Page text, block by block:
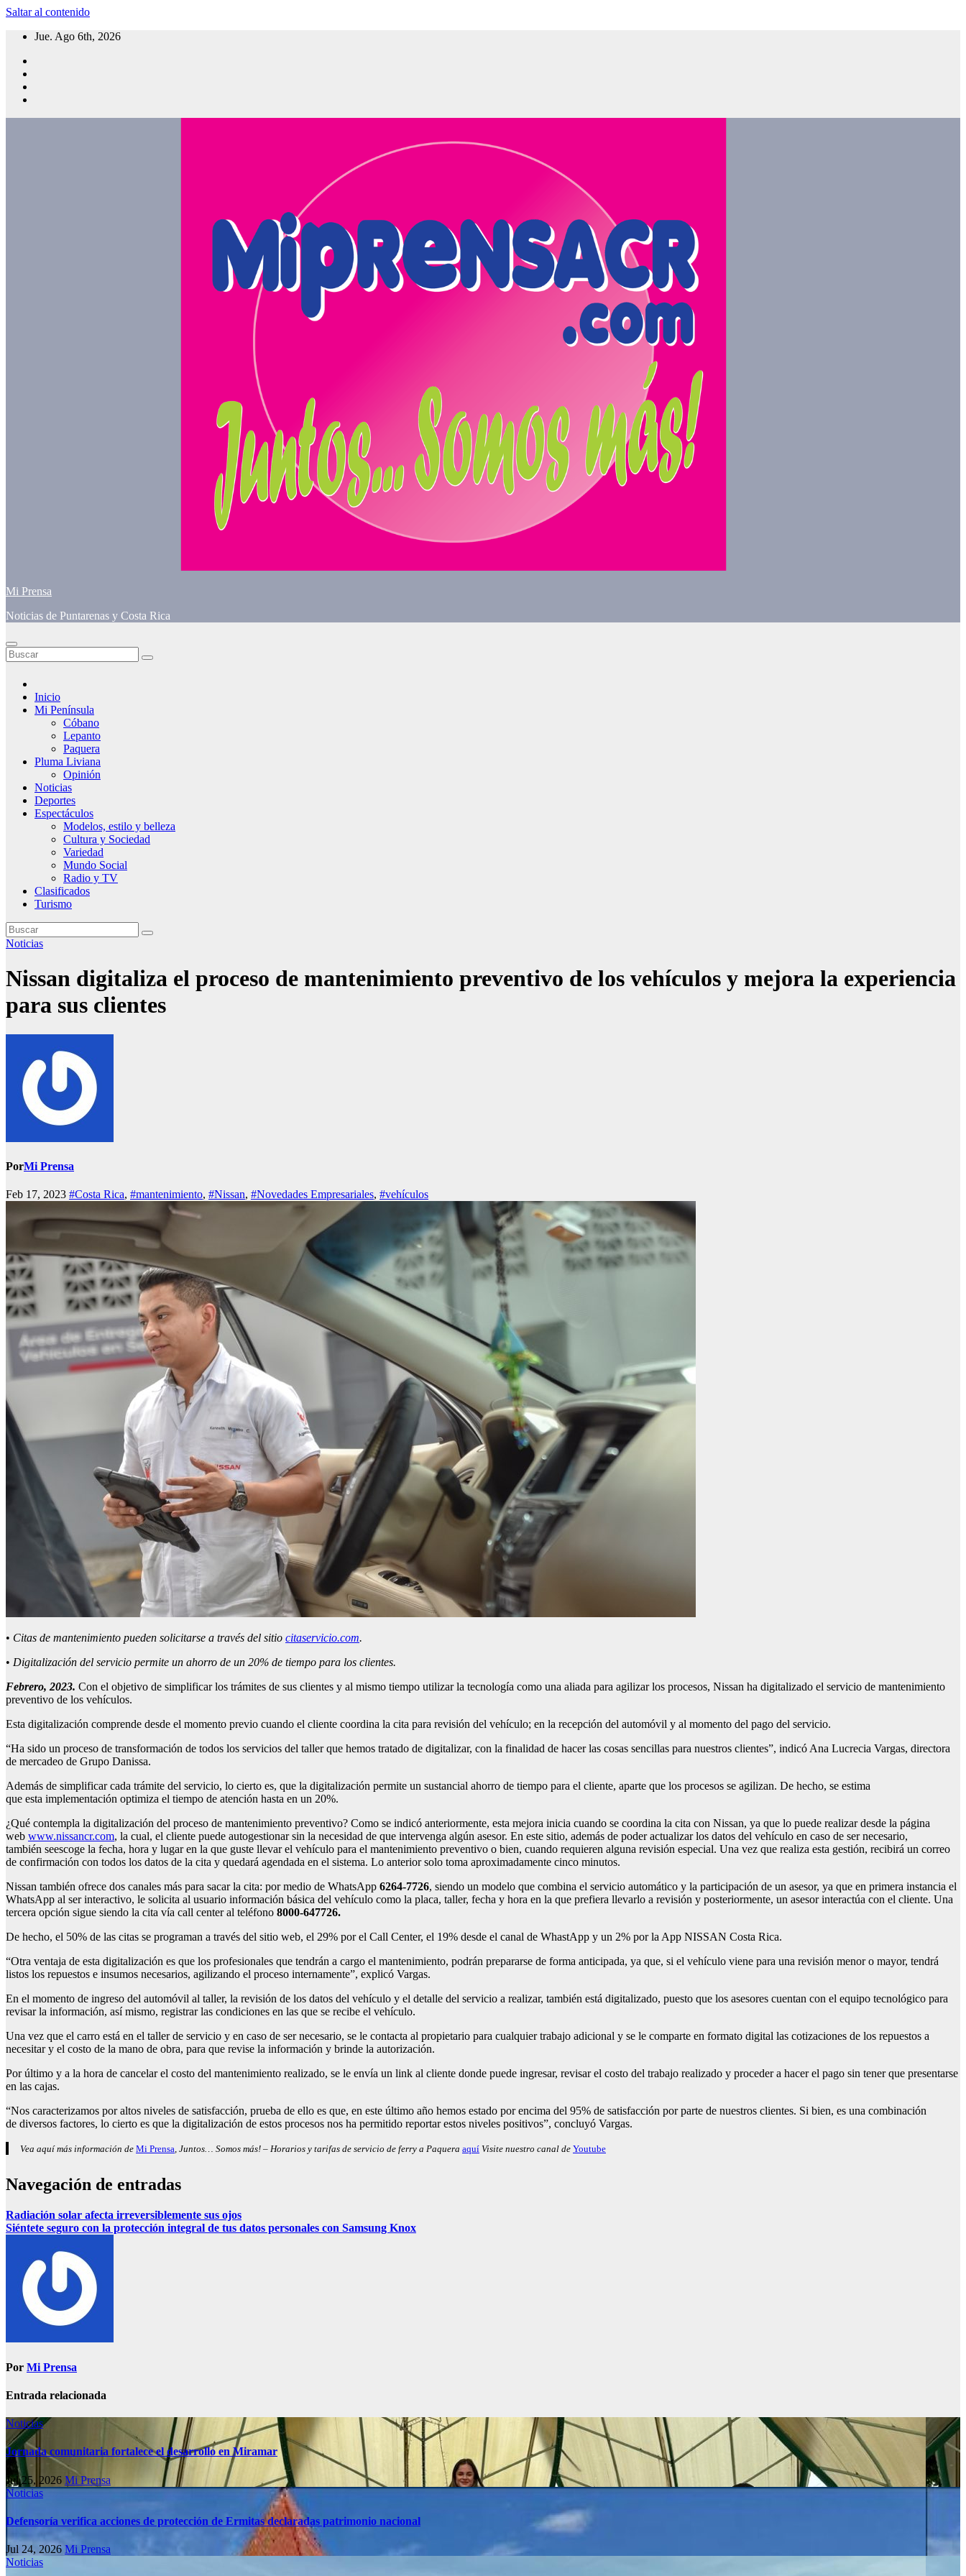
Saltar al contenido
Jue. Ago 6th, 2026
Mi Prensa
Noticias de Puntarenas y Costa Rica
Inicio
Mi Península
Cóbano
Lepanto
Paquera
Pluma Liviana
Opinión
Noticias
Deportes
Espectáculos
Modelos, estilo y belleza
Cultura y Sociedad
Variedad
Mundo Social
Radio y TV
Clasificados
Turismo
Noticias
Nissan digitaliza el proceso de mantenimiento preventivo de los vehículos y mejora la experiencia
para sus clientes
PorMi Prensa
Feb 17, 2023 #Costa Rica, #mantenimiento, #Nissan, #Novedades Empresariales, #vehículos
• Citas de mantenimiento pueden solicitarse a través del sitio citaservicio.com.
• Digitalización del servicio permite un ahorro de un 20% de tiempo para los clientes.
Febrero, 2023. Con el objetivo de simplificar los trámites de sus clientes y al mismo tiempo utilizar la tecnología como una aliada para agilizar los procesos, Nissan ha digitalizado el servicio de mantenimiento
preventivo de los vehículos.
Esta digitalización comprende desde el momento previo cuando el cliente coordina la cita para revisión del vehículo; en la recepción del automóvil y al momento del pago del servicio.
“Ha sido un proceso de transformación de todos los servicios del taller que hemos tratado de digitalizar, con la finalidad de hacer las cosas sencillas para nuestros clientes”, indicó Ana Lucrecia Vargas, directora
de mercadeo de Grupo Danissa.
Además de simplificar cada trámite del servicio, lo cierto es, que la digitalización permite un sustancial ahorro de tiempo para el cliente, aparte que los procesos se agilizan. De hecho, se estima
que esta implementación optimiza el tiempo de atención hasta en un 20%.
¿Qué contempla la digitalización del proceso de mantenimiento preventivo? Como se indicó anteriormente, esta mejora inicia cuando se coordina la cita con Nissan, ya que lo puede realizar desde la página
web www.nissancr.com, la cual, el cliente puede autogestionar sin la necesidad de que intervenga algún asesor. En este sitio, además de poder actualizar los datos del vehículo en caso de ser necesario,
también seescoge la fecha, hora y lugar en la que guste llevar el vehículo para el mantenimiento preventivo o bien, cuando requieren alguna revisión especial. Una vez que realiza esta gestión, recibirá un correo
de confirmación con todos los datos de la cita y quedará agendada en el sistema. Lo anterior solo toma aproximadamente cinco minutos.
Nissan también ofrece dos canales más para sacar la cita: por medio de WhatsApp 6264-7726, siendo un modelo que combina el servicio automático y la participación de un asesor, ya que en primera instancia el
WhatsApp al ser interactivo, le solicita al usuario información básica del vehículo como la placa, taller, fecha y hora en la que prefiera llevarlo a revisión y posteriormente, un asesor interactúa con el cliente. Una
tercera opción sigue siendo la cita vía call center al teléfono 8000-647726.
De hecho, el 50% de las citas se programan a través del sitio web, el 29% por el Call Center, el 19% desde el canal de WhastApp y un 2% por la App NISSAN Costa Rica.
“Otra ventaja de esta digitalización es que los profesionales que tendrán a cargo el mantenimiento, podrán prepararse de forma anticipada, ya que, si el vehículo viene para una revisión menor o mayor, tendrá
listos los repuestos e insumos necesarios, agilizando el proceso internamente”, explicó Vargas.
En el momento de ingreso del automóvil al taller, la revisión de los datos del vehículo y el detalle del servicio a realizar, también está digitalizado, puesto que los asesores cuentan con el equipo tecnológico para
revisar la información, así mismo, registrar las condiciones en las que se recibe el vehículo.
Una vez que el carro está en el taller de servicio y en caso de ser necesario, se le contacta al propietario para cualquier trabajo adicional y se le comparte en formato digital las cotizaciones de los repuestos a
necesitar y el costo de la mano de obra, para que revise la información y brinde la autorización.
Por último y a la hora de cancelar el costo del mantenimiento realizado, se le envía un link al cliente donde puede ingresar, revisar el costo del trabajo realizado y proceder a hacer el pago sin tener que presentarse
en las cajas.
“Nos caracterizamos por altos niveles de satisfacción, prueba de ello es que, en este último año hemos estado por encima del 95% de satisfacción por parte de nuestros clientes. Si bien, es una combinación
de diversos factores, lo cierto es que la digitalización de estos procesos nos ha permitido reportar estos niveles positivos”, concluyó Vargas.
Vea aquí más información de Mi Prensa, Juntos… Somos más! – Horarios y tarifas de servicio de ferry a Paquera aquí Visite nuestro canal de Youtube
Navegación de entradas
Radiación solar afecta irreversiblemente sus ojos
Siéntete seguro con la protección integral de tus datos personales con Samsung Knox
Por Mi Prensa
Entrada relacionada
Noticias
Jornada comunitaria fortalece el desarrollo en Miramar
Jul 25, 2026 Mi Prensa
Noticias
Defensoría verifica acciones de protección de Ermitas declaradas patrimonio nacional
Jul 24, 2026 Mi Prensa
Noticias